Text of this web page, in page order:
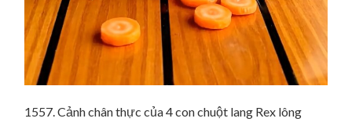
1557. Cảnh chân thực của 4 con chuột lang Rex lông